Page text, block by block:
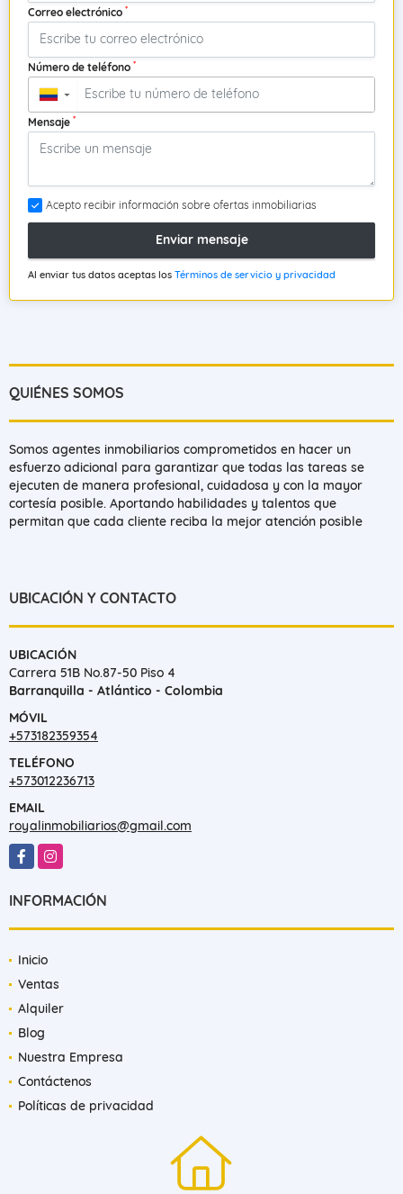
Correo electrónico *
Número de teléfono *
▼
Mensaje *
Acepto recibir información sobre ofertas inmobiliarias
Enviar mensaje
Al enviar tus datos aceptas los Términos de servicio y privacidad
QUIÉNES SOMOS
Somos agentes inmobiliarios comprometidos en hacer un
esfuerzo adicional para garantizar que todas las tareas se
ejecuten de manera profesional, cuidadosa y con la mayor
cortesía posible. Aportando habilidades y talentos que
permitan que cada cliente reciba la mejor atención posible
UBICACIÓN Y CONTACTO
UBICACIÓN
Carrera 51B No.87-50 Piso 4
Barranquilla - Atlántico - Colombia
MÓVIL
+573182359354
TELÉFONO
+573012236713
EMAIL
royalinmobiliarios@gmail.com
FacebookInstagram
INFORMACIÓN
Inicio
Ventas
Alquiler
Blog
Nuestra Empresa
Contáctenos
Políticas de privacidad